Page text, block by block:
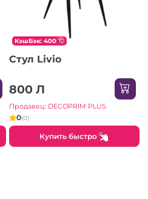
КэшБэк: 400
Стул Livio
800 Л
Продавец: DECOPRIM PLUS
0(0)
Купить быстро